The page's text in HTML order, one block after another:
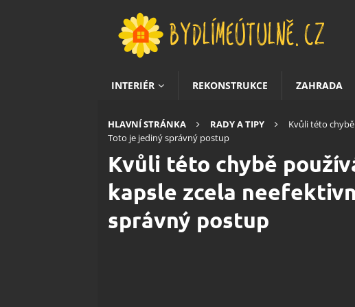
INTERIÉR REKONSTRUKCE ZAHRADA
HLAVNÍ STRÁNKA RADY A TIPY
Kvůli této
Toto je jediný správný postup
Kvůli této chybě
kapsle zcela
správný postup